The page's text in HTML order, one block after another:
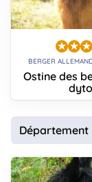
BERGER
Ostine des
dyto
Département